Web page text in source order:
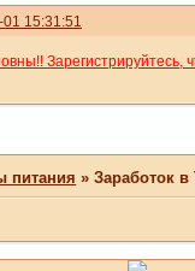
15:31:51
Зарегистрируйтесь,
питания »Заработок в